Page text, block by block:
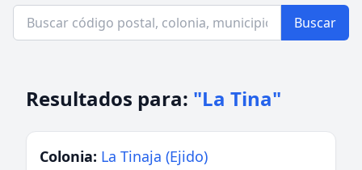
Buscar
Resultados para: "La Tina"
Colonia: La Tinaja (Ejido)